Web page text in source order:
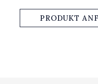
PRODUKT